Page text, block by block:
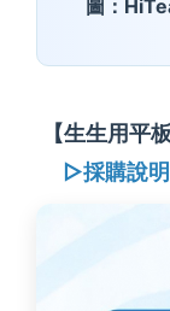
圖：
【生生用平
▷採購說明